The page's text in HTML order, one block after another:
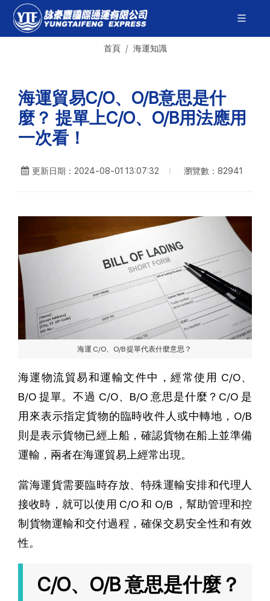
首頁 海運知識
海運貿易C/O、O/B意思是什
麼？ 提單上C/O、O/B用法應用
一次看！
更新日期：2024-08-01 13:07:32 瀏覽數：82941
海運 C/O、O/B 提單代表什麼意思？
海運物流貿易和運輸文件中，經常使用 C/O、
B/O 提單。不過 C/O、B/O 意思是什麼？C/O 是
用來表示指定貨物的臨時收件人或中轉地，O/B
則是表示貨物已經上船，確認貨物在船上並準備
運輸，兩者在海運貿易上經常出現。
當海運貨需要臨時存放、特殊運輸安排和代理人
接收時，就可以使用 C/O 和 O/B ，幫助管理和控
制貨物運輸和交付過程，確保交易安全性和有效
性。
C/O、O/B 意思是什麼？